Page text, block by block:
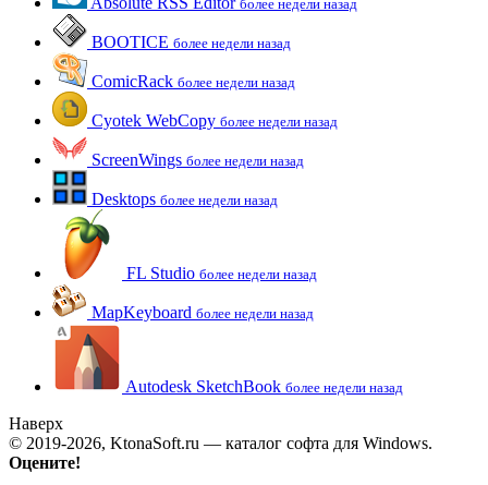
более недели назад
BOOTICE более недели назад
ComicRack более недели назад
Cyotek WebCopy более недели назад
ScreenWings более недели назад
Desktops более недели назад
FL Studio более недели назад
MapKeyboard более недели назад
Autodesk SketchBook более недели назад
Наверх
© 2019-2026, KtonaSoft.ru — каталог софта для Windows.
Оцените!